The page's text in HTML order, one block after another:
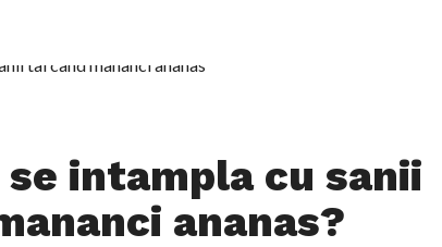
intampla cu sanii
ananas?